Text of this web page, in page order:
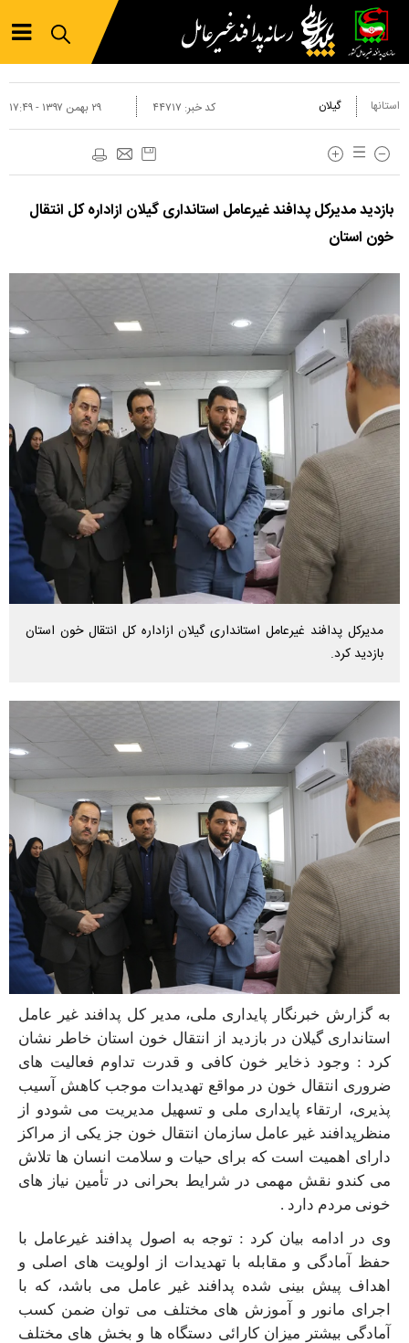
استانها گیلان ۲۹ بهمن ۱۳۹۷ - ۱۷:۴۹ کد خبر: ۴۴۷۱۷
بازدید مدیرکل پدافند غیرعامل استانداری گیلان ازاداره کل انتقال
خون استان
مدیرکل پدافند غیرعامل استانداری گیلان ازاداره کل انتقال خون استان
بازدید کرد.
به گزارش خبرنگار پایداری ملی، مدیر کل پدافند غیر عامل
استانداری گیلان در بازدید از انتقال خون استان خاطر نشان
کرد : وجود ذخایر خون کافی و قدرت تداوم فعالیت های
ضروری انتقال خون در مواقع تهدیدات موجب کاهش آسیب
پذیری، ارتقاء پایداری ملی و تسهیل مدیریت می شودو از
منظرپدافند غیر عامل سازمان انتقال خون جز یکی از مراکز
دارای اهمیت است که برای حیات و سلامت انسان ها تلاش
می کندو نقش مهمی در شرایط بحرانی در تأمین نیاز های
خونی مردم دارد .
وی در ادامه بیان کرد : توجه به اصول پدافند غیرعامل با
حفظ آمادگی و مقابله با تهدیدات از اولویت های اصلی و
اهداف پیش بینی شده پدافند غیر عامل می باشد، که با
اجرای مانور و آموزش های مختلف می توان ضمن کسب
آمادگی بیشتر میزان کارائی دستگاه ها و بخش های مختلف